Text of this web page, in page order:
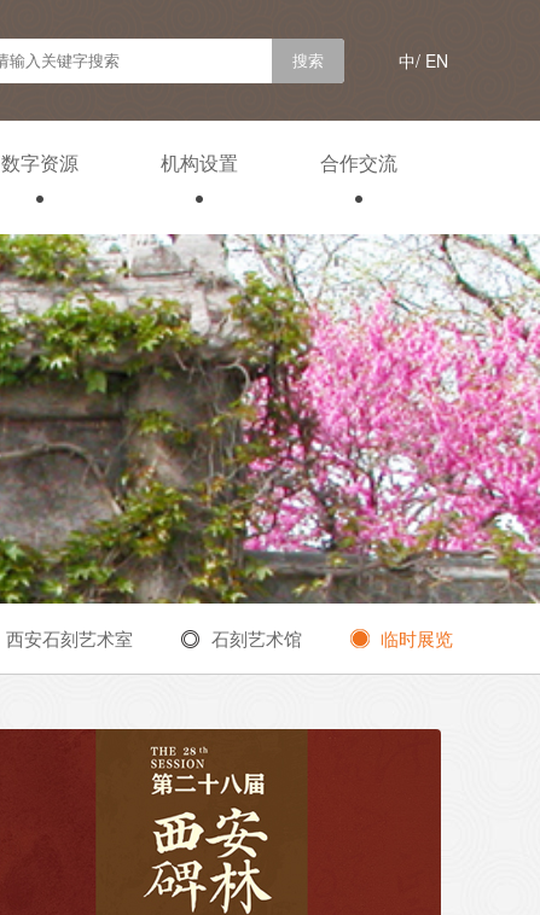
中/ EN
数字资源 机构设置 合作交流
西安石刻艺术室 石刻艺术馆 临时展览